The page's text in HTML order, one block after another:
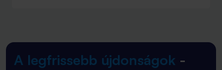
A legfrissebb újdonságok -